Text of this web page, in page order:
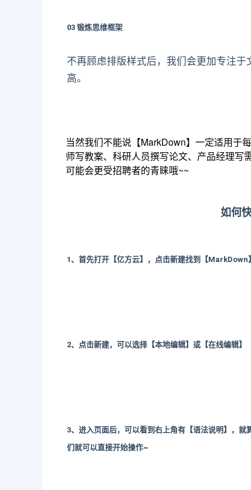
03 锻炼思维框架
不再顾虑排版样式后，我们会更加专注
高。
当然我们不能说【MarkDown】一定适用于
师写教案、科研人员撰写论文、产品经理
可能会更受招聘者的青睐哦~~
如何
1、首先打开【亿方云】，点击新建找到【MarkDown
2、点击新建，可以选择【本地编辑】或【在线编辑】
3、进入页面后，可以看到右上角有【语法说明】，
们就可以直接开始操作~